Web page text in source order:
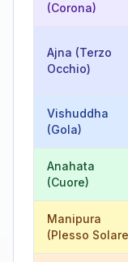
(Corona)
Ajna (Terzo
Occhio)
Vishuddha
(Gola)
Anahata
(Cuore)
Manipura
(Plesso